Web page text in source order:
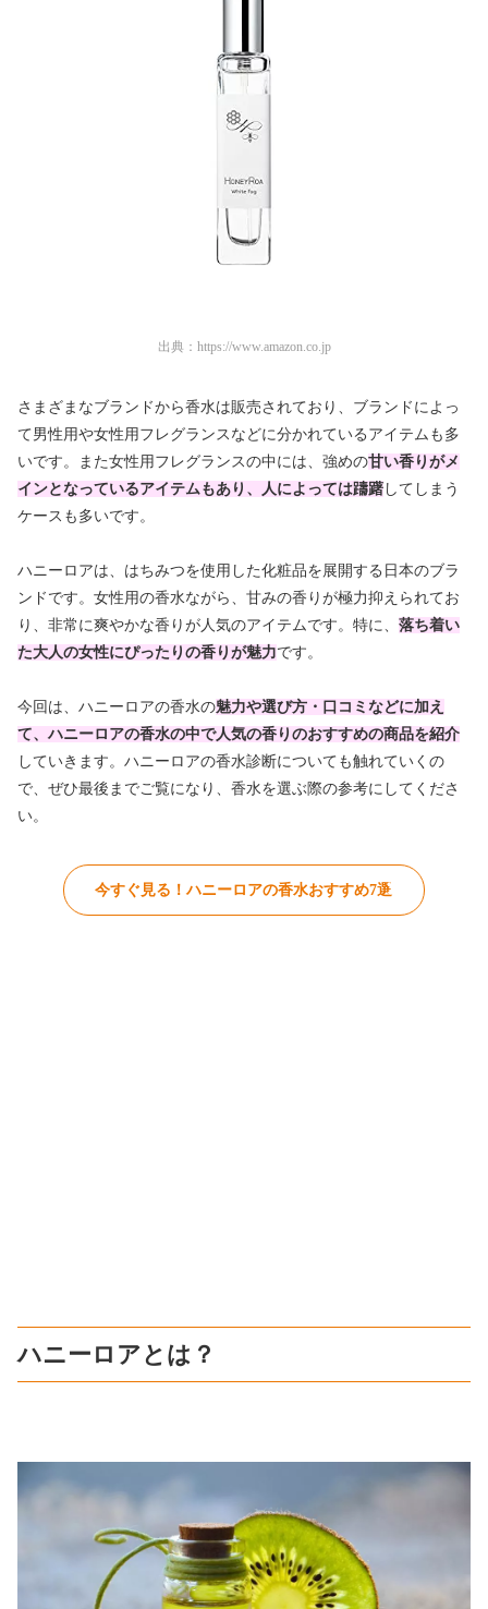
出典： https://www.amazon.co.jp
さまざまなブランドから香水は販売されており、ブランドによっ
て男性用や女性用フレグランスなどに分かれているアイテムも多
いです。また女性用フレグランスの中には、強めの甘い香りがメ
インとなっているアイテムもあり、人によっては躊躇 してしまう
ケースも多いです。
ハニーロアは、はちみつを使用した化粧品を展開する日本のブラ
ンドです。女性用の香水ながら、甘みの香りが極力抑えられてお
り、非常に爽やかな香りが人気のアイテムです。特に、 落ち着い
た大人の女性にぴったりの香りが魅力です。
今回は、ハニーロアの香水の魅力や選び方・口コミなどに加え
て、ハニーロアの香水の中で人気の香りのおすすめの商品を紹介
していきます。ハニーロアの香水診断についても触れていくの
で、ぜひ最後までご覧になり、香水を選ぶ際の参考にしてくださ
い。
今すぐ見る！ハニーロアの香水おすすめ7選
ハニーロアとは？